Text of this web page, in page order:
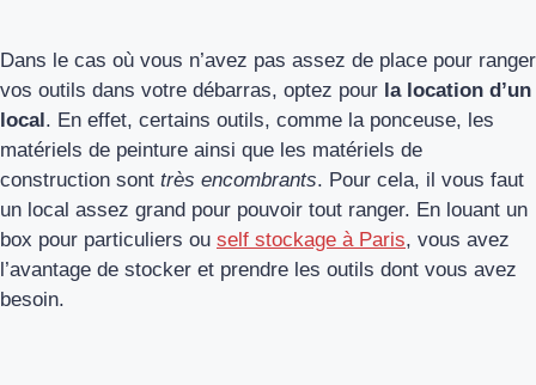
Dans le cas où vous n’avez pas assez de place pour ranger
vos outils dans votre débarras, optez pour la location d’un
local. En effet, certains outils, comme la ponceuse, les
matériels de peinture ainsi que les matériels de
construction sont très encombrants. Pour cela, il vous faut
un local assez grand pour pouvoir tout ranger. En louant un
box pour particuliers ou self stockage à Paris, vous avez
l’avantage de stocker et prendre les outils dont vous avez
besoin.